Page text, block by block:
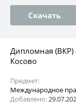
Скачать
Дипломная (ВКР)
Косово
Предмет:
Международное
Добавлено: